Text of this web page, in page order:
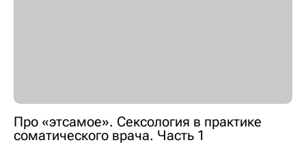
Про «этсамое». Сексология в практике
соматического врача. Часть 1